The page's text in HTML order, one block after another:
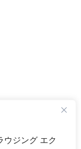
ウジング エク